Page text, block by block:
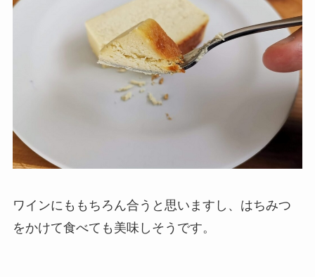
ワインにももちろん合うと思いますし、はちみつ
をかけて食べても美味しそうです。